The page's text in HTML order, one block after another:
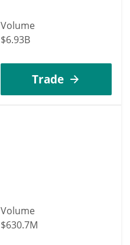
Volume
$6.93B
Trade
Volume
$630.7M